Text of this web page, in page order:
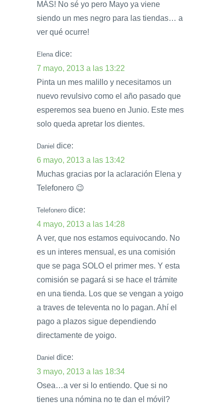
MÁS! No sé yo pero Mayo ya viene
siendo un mes negro para las tiendas… a
ver qué ocurre!
Elena dice:
7 mayo, 2013 a las 13:22
Pinta un mes malillo y necesitamos un
nuevo revulsivo como el año pasado que
esperemos sea bueno en Junio. Este mes
solo queda apretar los dientes.
Daniel dice:
6 mayo, 2013 a las 13:42
Muchas gracias por la aclaración Elena y
Telefonero 😉
Telefonero dice:
4 mayo, 2013 a las 14:28
A ver, que nos estamos equivocando. No
es un interes mensual, es una comisión
que se paga SOLO el primer mes. Y esta
comisión se pagará si se hace el trámite
en una tienda. Los que se vengan a yoigo
a traves de televenta no lo pagan. Ahí el
pago a plazos sigue dependiendo
directamente de yoigo.
Daniel dice:
3 mayo, 2013 a las 18:34
Osea…a ver si lo entiendo. Que si no
tienes una nómina no te dan el móvil?